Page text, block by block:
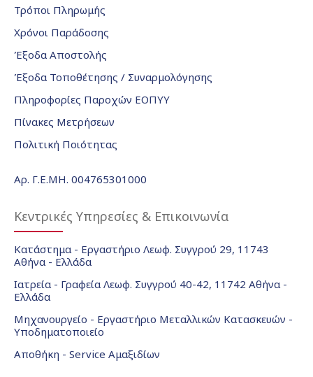
Τρόποι Πληρωμής
Χρόνοι Παράδοσης
Έξοδα Αποστολής
Έξοδα Τοποθέτησης / Συναρμολόγησης
Πληροφορίες Παροχών ΕΟΠΥΥ
Πίνακες Μετρήσεων
Πολιτική Ποιότητας
Αρ. Γ.Ε.ΜΗ. 004765301000
Κεντρικές Υπηρεσίες & Επικοινωνία
Κατάστημα - Εργαστήριο Λεωφ. Συγγρού 29, 11743
Αθήνα - Ελλάδα
Ιατρεία - Γραφεία Λεωφ. Συγγρού 40-42, 11742 Αθήνα -
Ελλάδα
Μηχανουργείο - Εργαστήριο Μεταλλικών Κατασκευών -
Υποδηματοποιείο
Αποθήκη - Service Αμαξιδίων